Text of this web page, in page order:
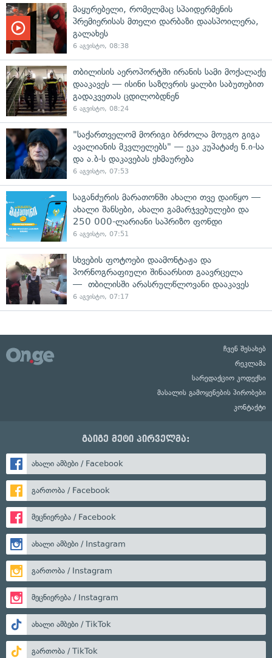
მაყურებელი, რომელმაც სპაიდერმენის
პრემიერისას მთელი დარბაზი დაასპოილერა,
გალახეს
6 აგვისტო, 08:38
თბილისის აეროპორტში ირანის სამი მოქალაქე
დააკავეს — ისინი საზღვრის ყალბი საბუთებით
გადაკვეთას ცდილობდნენ
6 აგვისტო, 08:24
"საქართველომ მორიგი ბრძოლა მოუგო გიგა
ავალიანის მკვლელებს" — ეკა კუპატაძე ნ.ი-სა
და ა.ბ-ს დაკავებას ეხმაურება
6 აგვისტო, 07:53
საგანძურის მარათონში ახალი თვე დაიწყო —
ახალი შანსები, ახალი გამარჯვებულები და
250 000-ლარიანი საპრიზო ფონდი
6 აგვისტო, 07:51
სხვების ფოტოები დაამონტაჟა და
პორნოგრაფიული შინაარსით გაავრცელა
— თბილისში არასრულწლოვანი დააკავეს
6 აგვისტო, 07:17
ჩვენ შესახებ
რეკლამა
სარედაქციო კოდექსი
მასალის გამოყენების პირობები
კონტაქტი
გაიგე მეტი პირველმა:
ახალი ამბები / Facebook
გართობა / Facebook
მეცნიერება / Facebook
ახალი ამბები / Instagram
გართობა / Instagram
მეცნიერება / Instagram
ახალი ამბები / TikTok
გართობა / TikTok